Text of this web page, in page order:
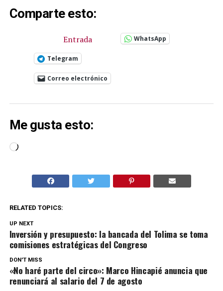
Comparte esto:
Entrada WhatsApp
Telegram
Correo electrónico
Me gusta esto:
Cargando...
RELATED TOPICS:
UP NEXT
Inversión y presupuesto: la bancada del Tolima se toma
comisiones estratégicas del Congreso
DON'T MISS
«No haré parte del circo»: Marco Hincapié anuncia que
renunciará al salario del 7 de agosto